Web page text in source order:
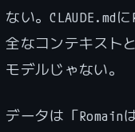
ない。CLAUDE.md
全なコンテキスト
モデルじゃない。
データは「Romain